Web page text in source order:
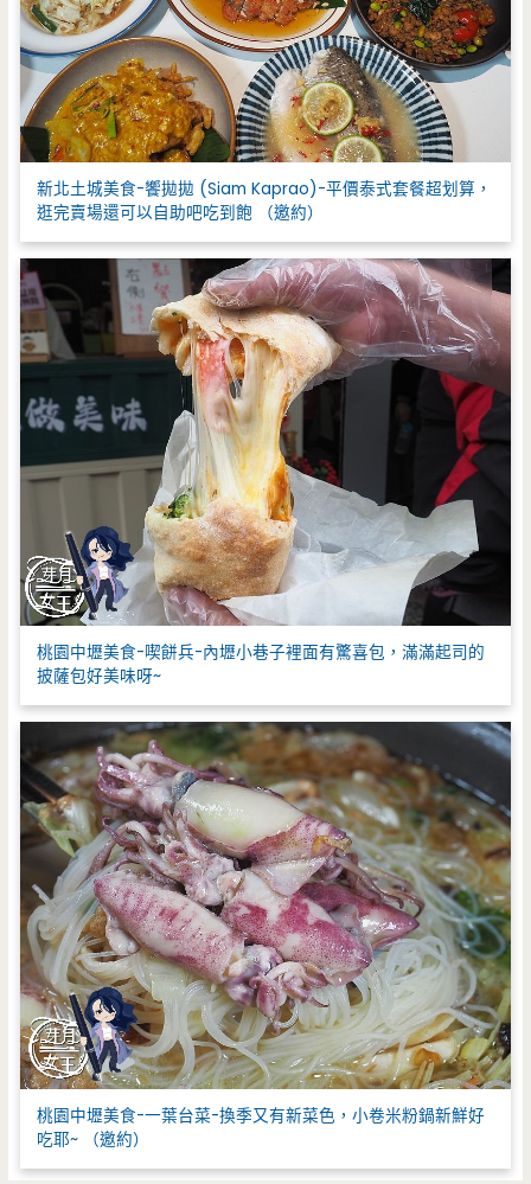
新北土城美食-饗拋拋 (Siam Kaprao)-平價泰式套餐超划算，
逛完賣場還可以自助吧吃到飽 （邀約）
桃園中壢美食-喫餅兵-內壢小巷子裡面有驚喜包，滿滿起司的
披薩包好美味呀~
桃園中壢美食-一葉台菜-換季又有新菜色，小卷米粉鍋新鮮好
吃耶~ （邀約）